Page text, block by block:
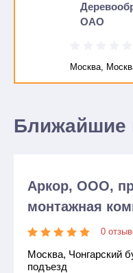
ОАО
Москва,
Ближайшие
Аркор, ООО,
монтажная
0
Москва, Чонгарский
подъезд